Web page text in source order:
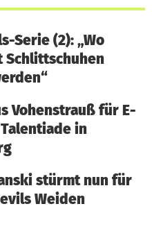
Serie (2): „Wo
Schlittschuhen
Vohenstrauß für E-
in
stürmt nun für
Weiden